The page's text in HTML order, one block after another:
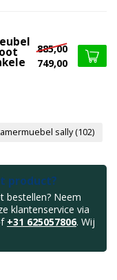
885,00
749,00
sally(102)
product?
bestellen? Neem
klantenservice via
+31 625057806. Wij